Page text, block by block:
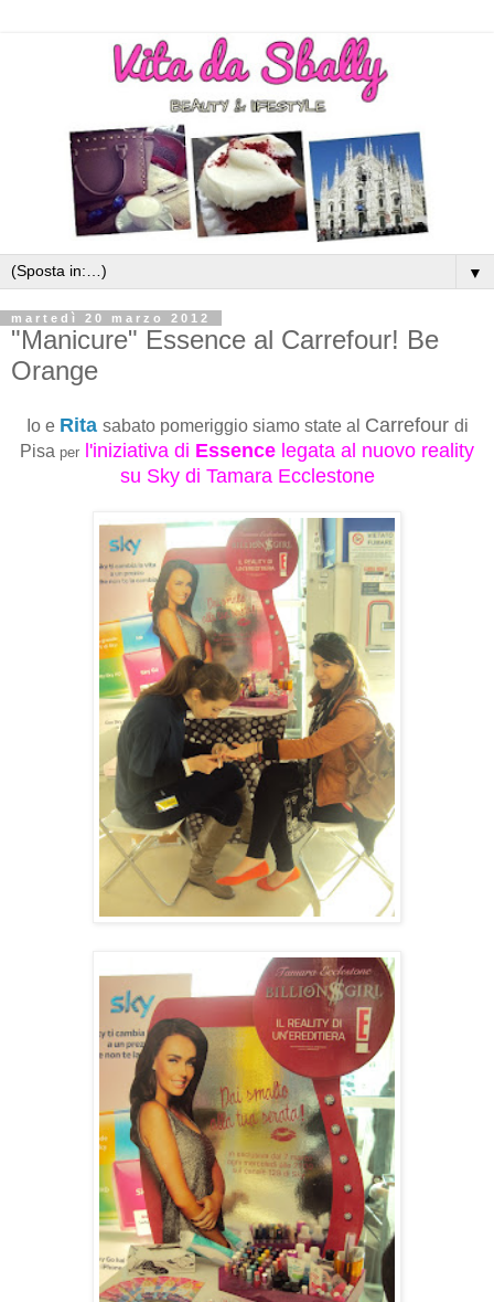
▼
martedì 20 marzo 2012
"Manicure" Essence al Carrefour! Be
Orange
Io e Rita sabato pomeriggio siamo state al Carrefour di
Pisa per l'iniziativa di Essence legata al nuovo reality
su Sky di Tamara Ecclestone